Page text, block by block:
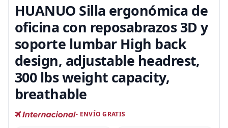
HUANUO Silla ergonómica de
oficina con reposabrazos 3D y
soporte lumbar High back
design, adjustable headrest,
300 lbs weight capacity,
breathable
- ENVÍO GRATIS